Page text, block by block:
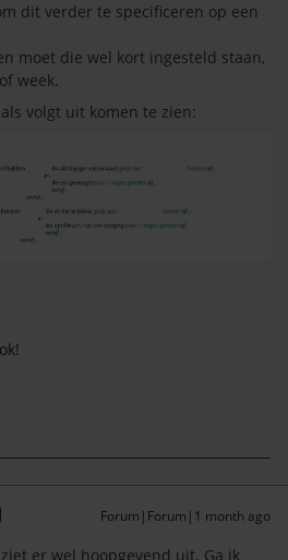
dit verder te specificeren op een
moet die wel kort ingesteld staan,
week.
volgt uit komen te zien:
Forum|Forum|1 month ago
er wel hoopgevend uit. Ga ik